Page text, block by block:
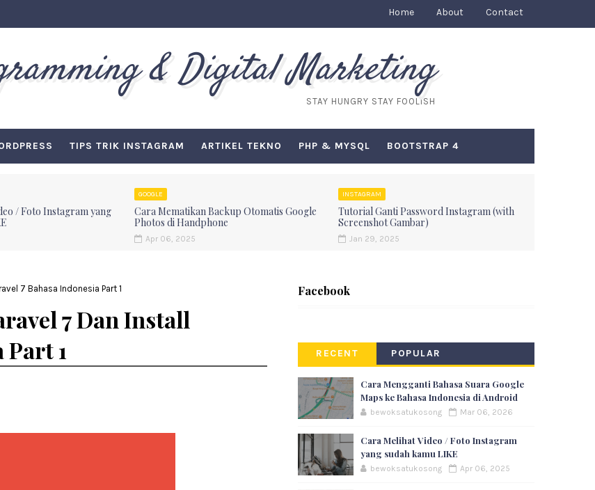
Home About Contact
& Digital Marketing
STAY HUNGRY STAY FOOLISH
TIPS TRIK INSTAGRAM ARTIKEL TEKNO PHP & MYSQL BOOTSTRAP 4
/ Foto Instagram yang
GOOGLE
Cara Mematikan Backup Otomatis Google
Photos di Handphone
Apr 06, 2025
INSTAGRAM
Tutorial Ganti Password Instagram (with
Screenshot Gambar)
Jan 29, 2025
7 Bahasa Indonesia Part 1
7 Dan Install
1
Facebook
RECENT POPULAR
Cara Mengganti Bahasa Suara Google
Maps ke Bahasa Indonesia di Android
bewoksatukosong Mar 06, 2026
Cara Melihat Video / Foto Instagram
yang sudah kamu LIKE
bewoksatukosong Apr 06, 2025